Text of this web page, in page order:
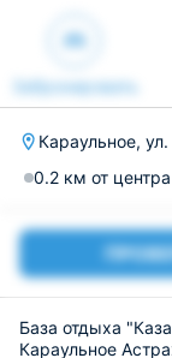
Забронировать
Караульное,
0.2 км от
База отдыха
Караульное